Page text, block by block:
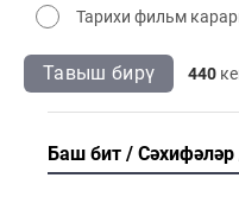
Тарихи фильм
Тавыш бирү 440
Баш бит Сәхифәләр